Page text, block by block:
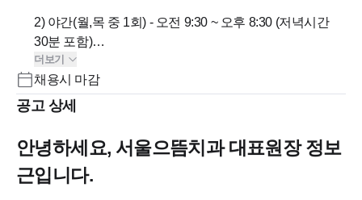
2) 야간(월,목 중 1회) - 오전 9:30 ~ 오후 8:30 (저녁시간
30분 포함)
3) 토요일 - 오전 9:30 ~ 오후 14:00 (간식 제공)
더보기
채용시 마감
공고 상세
안녕하세요, 서울으뜸치과 대표원장 정보
근입니다.